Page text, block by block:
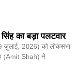
सिंह का बड़ा पलटवार
जुलाई, 2026) को लोकसभा
(Amit Shah) ने